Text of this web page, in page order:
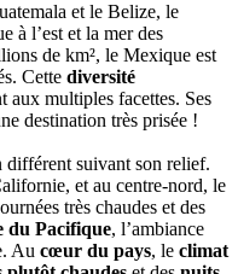
et le Belize, le
à l’est et la mer des
de km², le Mexique est
Cette diversité
aux multiples facettes. Ses
destination très prisée !
différent suivant son relief.
et au centre-nord, le
très chaudes et des
du Pacifique, l’ambiance
Au cœur du pays, le climat